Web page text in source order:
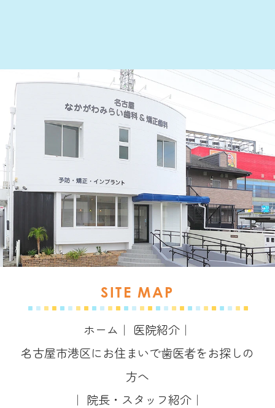
SITE MAP
ホーム ｜ 医院紹介 ｜
名古屋市港区にお住まいで歯医者をお探しの
方へ
｜ 院長・スタッフ紹介 ｜